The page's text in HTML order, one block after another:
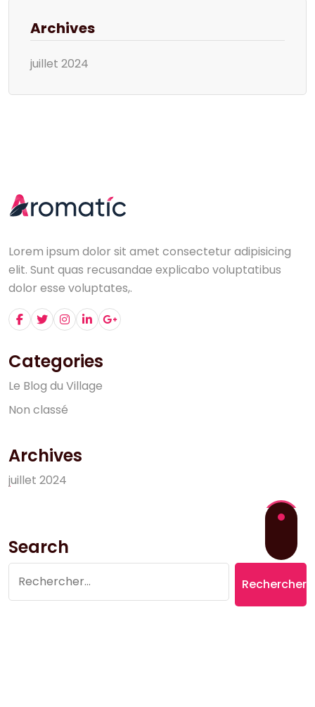
Archives
juillet 2024
Lorem ipsum dolor sit amet consectetur adipisicing
elit. Sunt quas recusandae explicabo voluptatibus
dolor esse voluptates,.
Categories
Le Blog du Village
Non classé
Archives
juillet 2024
Search